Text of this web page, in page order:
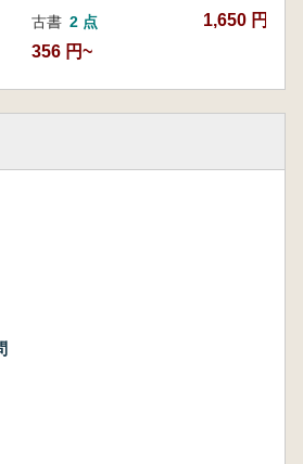
古書 2 点
356 円~
1,650 円